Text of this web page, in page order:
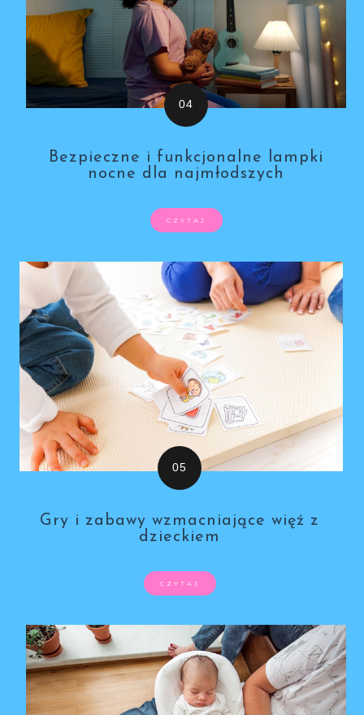
Bezpieczne i funkcjonalne lampki
nocne dla najmłodszych
CZYTAJ
Gry i zabawy wzmacniające więź z
dzieckiem
CZYTAJ